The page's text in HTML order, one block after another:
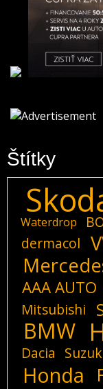
Štítky
Waterdrop
dermacol
AAA AUTO
Mitsubishi
BMW
Dacia
Honda